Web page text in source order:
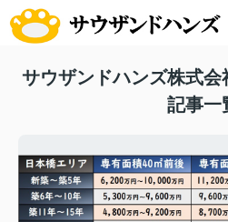
サウザンドハンズ株式
記事一